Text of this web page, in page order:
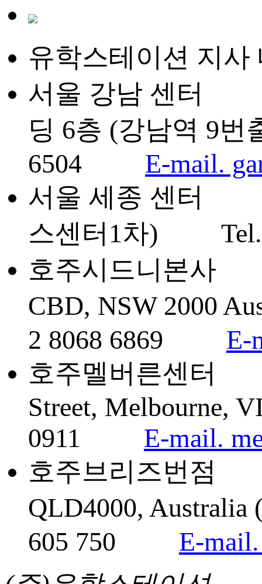
유학스테이션 지사
서울 강남 센터
딩 6층 (강남역 9
6504 E-mail.
서울 세종 센터
스센터1차) Tel.
호주시드니본사
CBD, NSW 2000
2 8068 6869 E-
호주멜버른센터
Street,
0911 E-mail.
호주브리즈번점
QLD4000,
605 750 E-